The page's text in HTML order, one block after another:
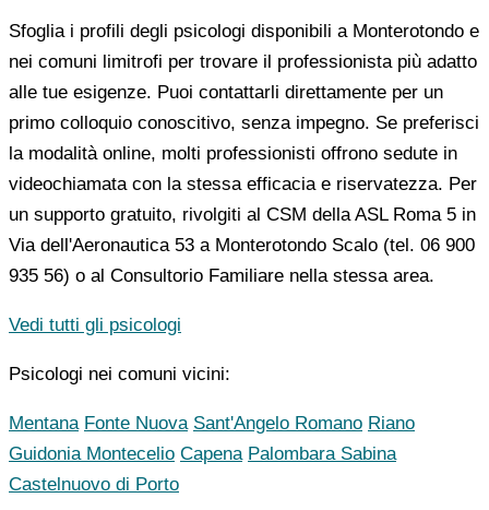
Sfoglia i profili degli psicologi disponibili a Monterotondo e
nei comuni limitrofi per trovare il professionista più adatto
alle tue esigenze. Puoi contattarli direttamente per un
primo colloquio conoscitivo, senza impegno. Se preferisci
la modalità online, molti professionisti offrono sedute in
videochiamata con la stessa efficacia e riservatezza. Per
un supporto gratuito, rivolgiti al CSM della ASL Roma 5 in
Via dell'Aeronautica 53 a Monterotondo Scalo (tel. 06 900
935 56) o al Consultorio Familiare nella stessa area.
Vedi tutti gli psicologi
Psicologi nei comuni vicini:
Mentana Fonte Nuova Sant'Angelo Romano Riano
Guidonia Montecelio Capena Palombara Sabina
Castelnuovo di Porto